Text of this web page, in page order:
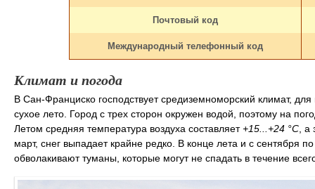
Почтовый код
Международный телефонный код
Климат и погода
В Сан-Франциско господствует средиземноморский климат,
сухое лето. Город с трех сторон окружен водой, поэтому на
Летом средняя температура воздуха составляет+15...+24 °С ,
март, снег выпадает крайне редко. В конце лета и с сентября
обволакивают туманы, которые могут не спадать в течение